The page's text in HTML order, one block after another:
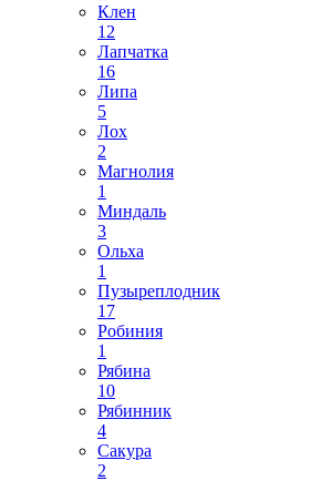
Клен
12
Лапчатка
16
Липа
5
Лох
2
Магнолия
1
Миндаль
3
Ольха
1
Пузыреплодник
17
Робиния
1
Рябина
10
Рябинник
4
Сакура
2